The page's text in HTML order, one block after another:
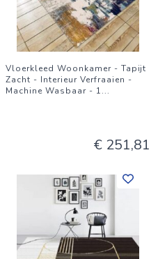
Vloerkleed Woonkamer - Tapijt
Zacht - Interieur Verfraaien -
Machine Wasbaar - 1...
€ 251,81